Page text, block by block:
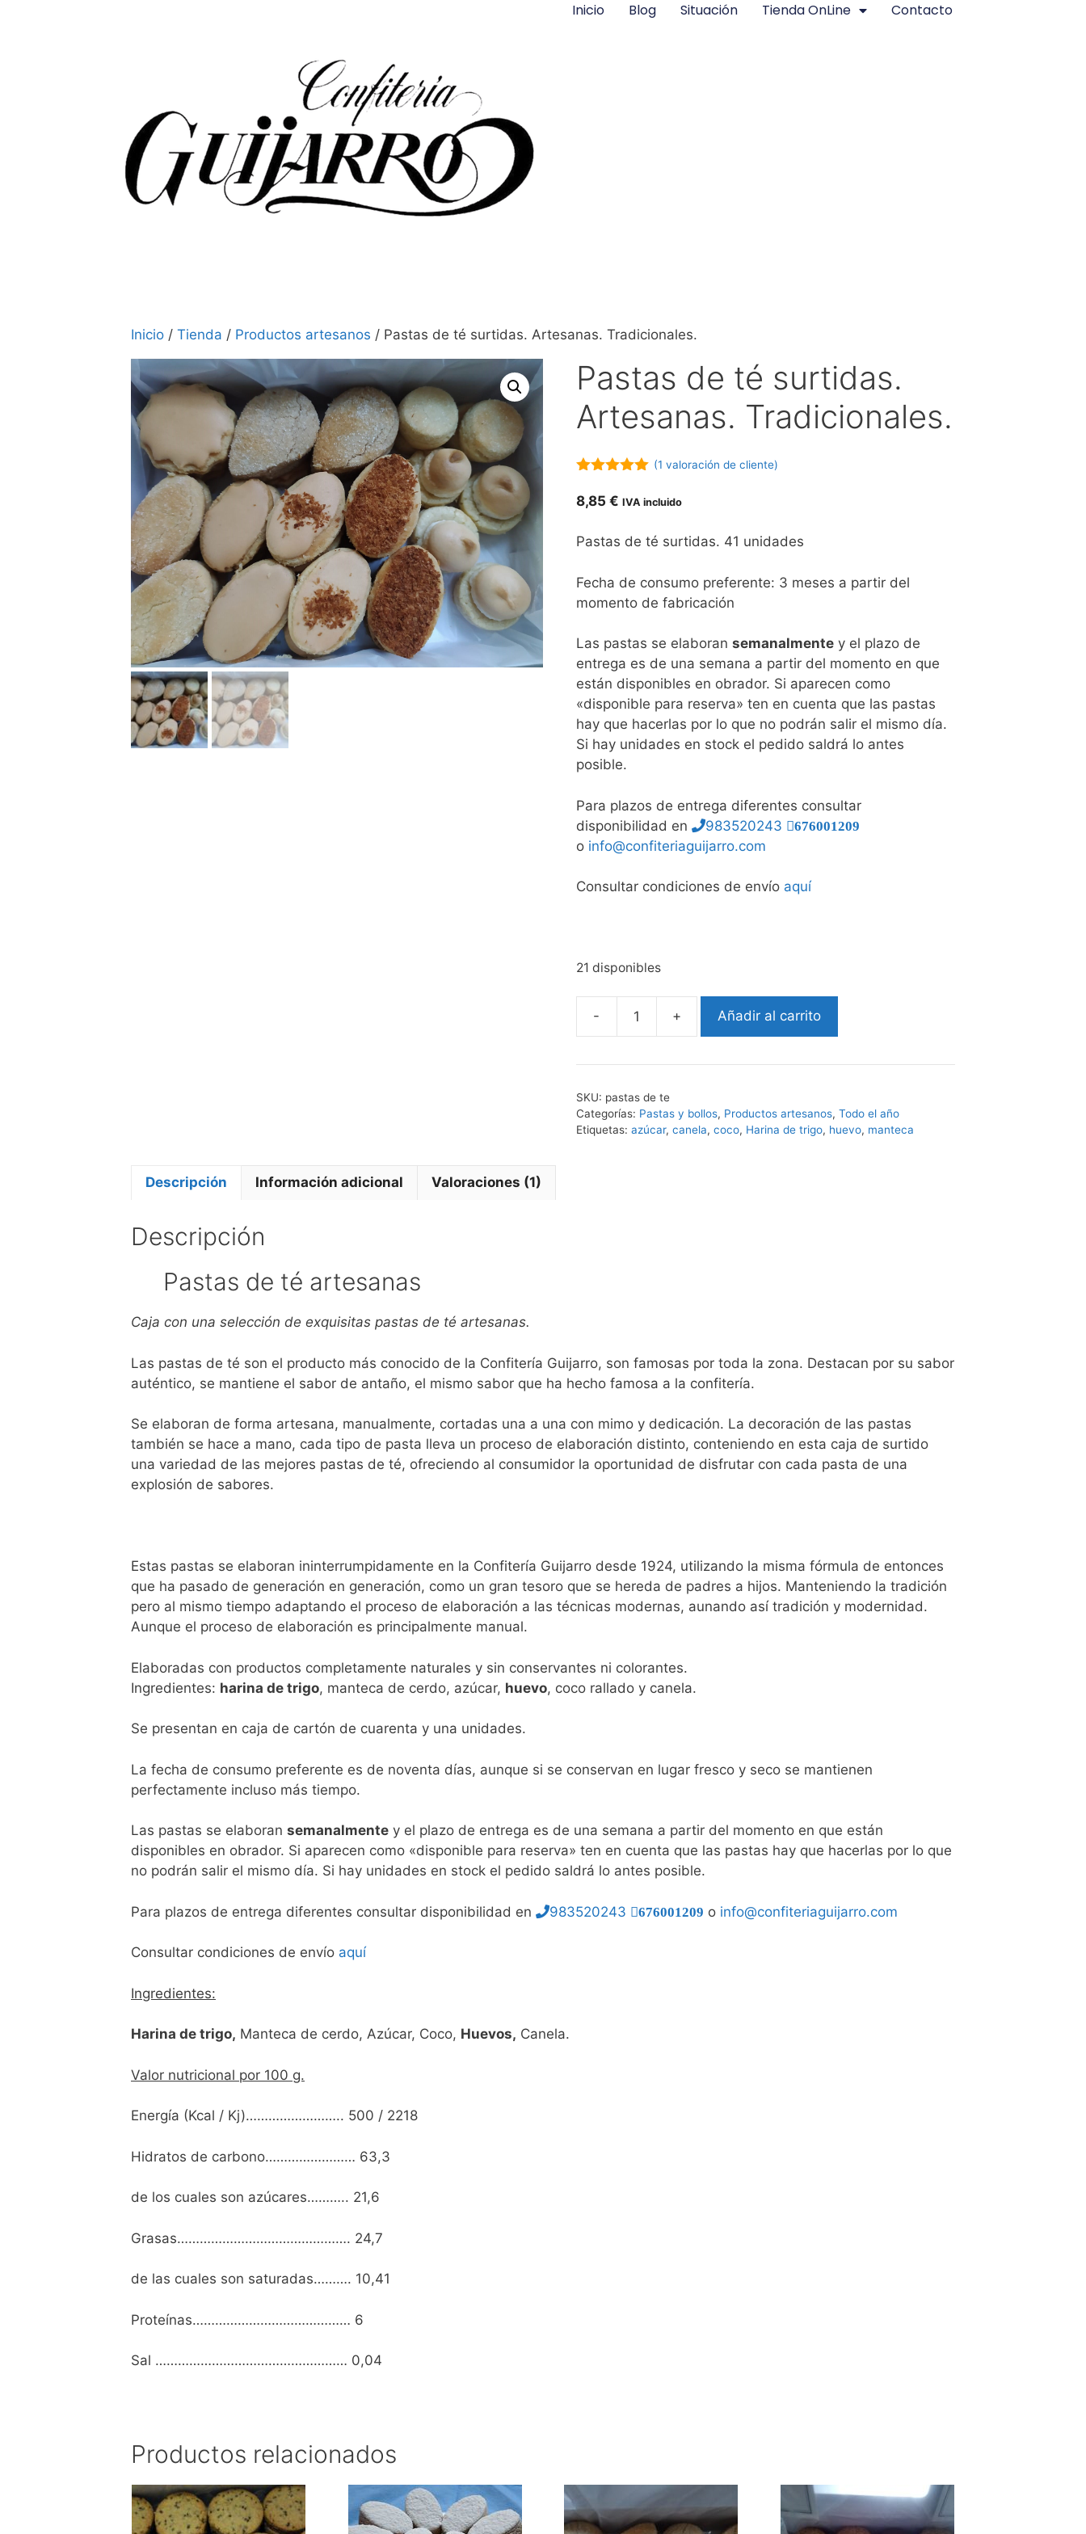
Inicio Blog Situación Tienda OnLine Contacto
Inicio / Tienda / Productos artesanos / Pastas de té surtidas. Artesanas. Tradicionales.
Pastas de té surtidas.
Artesanas. Tradicionales.
(1 valoración de cliente)
8,85 € IVA incluido
Pastas de té surtidas. 41 unidades
Fecha de consumo preferente: 3 meses a partir del
momento de fabricación
Las pastas se elaboran semanalmentey el plazo de
entrega es de una semana a partir del momento en que
están disponibles en obrador. Si aparecen como
«disponible para reserva» ten en cuenta que las pastas
hay que hacerlas por lo que no podrán salir el mismo día.
Si hay unidades en stock el pedido saldrá lo antes
posible.
Para plazos de entrega diferentes consultar
disponibilidad en
983520243 676001209
o info@confiteriaguijarro.com
Consultar condiciones de envío aquí
21 disponibles
- + Añadir al carrito
SKU: pastas de te
Categorías: Pastas y bollos, Productos artesanos, Todo el año
Etiquetas: azúcar, canela, coco, Harina de trigo, huevo, manteca
Descripción Información adicional Valoraciones (1)
Descripción
Pastas de té artesanas
Caja con una selección de exquisitas pastas de té artesanas.
Las pastas de té son el producto más conocido de la Confitería Guijarro, son famosas por toda la zona. Destacan por su sabor
auténtico, se mantiene el sabor de antaño, el mismo sabor que ha hecho famosa a la confitería.
Se elaboran de forma artesana, manualmente, cortadas una a una con mimo y dedicación. La decoración de las pastas
también se hace a mano, cada tipo de pasta lleva un proceso de elaboración distinto, conteniendo en esta caja de surtido
una variedad de las mejores pastas de té, ofreciendo al consumidor la oportunidad de disfrutar con cada pasta de una
explosión de sabores.
Estas pastas se elaboran ininterrumpidamente en la Confitería Guijarro desde 1924, utilizando la misma fórmula de entonces
que ha pasado de generación en generación, como un gran tesoro que se hereda de padres a hijos. Manteniendo la tradición
pero al mismo tiempo adaptando el proceso de elaboración a las técnicas modernas, aunando así tradición y modernidad.
Aunque el proceso de elaboración es principalmente manual.
Elaboradas con productos completamente naturales y sin conservantes ni colorantes.
Ingredientes: harina de trigo, manteca de cerdo, azúcar, huevo, coco rallado y canela.
Se presentan en caja de cartón de cuarenta y una unidades.
La fecha de consumo preferente es de noventa días, aunque si se conservan en lugar fresco y seco se mantienen
perfectamente incluso más tiempo.
Las pastas se elaboran semanalmente y el plazo de entrega es de una semana a partir del momento en que están
disponibles en obrador. Si aparecen como «disponible para reserva» ten en cuenta que las pastas hay que hacerlas por lo que
no podrán salir el mismo día. Si hay unidades en stock el pedido saldrá lo antes posible.
Para plazos de entrega diferentes consultar disponibilidad en 983520243 676001209 o info@confiteriaguijarro.com
Consultar condiciones de envío aquí
Ingredientes:
Harina de trigo, Manteca de cerdo, Azúcar, Coco, Huevos, Canela.
Valor nutricional por 100 g.
Energía (Kcal / Kj)…………………….. 500 / 2218
Hidratos de carbono…………………… 63,3
de los cuales son azúcares……….. 21,6
Grasas………………………………………. 24,7
de las cuales son saturadas………. 10,41
Proteínas…………………………………… 6
Sal …………………………………………… 0,04
Productos relacionados